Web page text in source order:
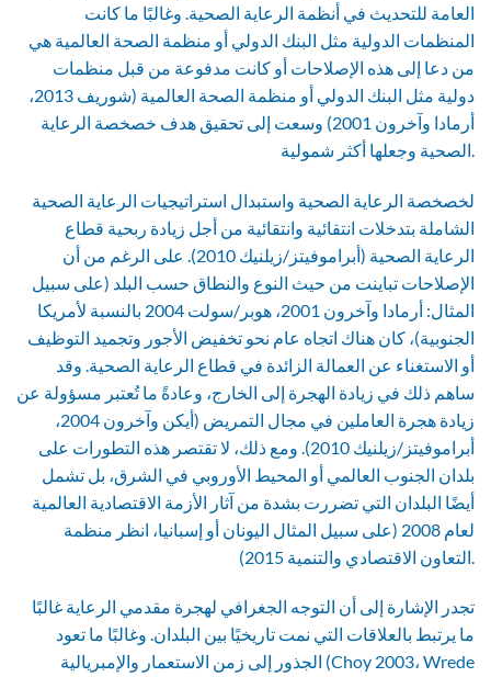
العامة للتحديث في أنظمة الرعاية الصحية. وغالبًا ما كانت
المنظمات الدولية مثل البنك الدولي أو منظمة الصحة العالمية هي
من دعا إلى هذه الإصلاحات أو كانت مدفوعة من قبل منظمات
دولية مثل البنك الدولي أو منظمة الصحة العالمية (شوريف 2013،
أرمادا وآخرون 2001) وسعت إلى تحقيق هدف خصخصة الرعاية
الصحية وجعلها أكثر شمولية.
لخصخصة الرعاية الصحية واستبدال استراتيجيات الرعاية الصحية
الشاملة بتدخلات انتقائية وانتقائية من أجل زيادة ربحية قطاع
الرعاية الصحية (أبراموفيتز/زيلنيك 2010). على الرغم من أن
الإصلاحات تباينت من حيث النوع والنطاق حسب البلد (على سبيل
المثال: أرمادا وآخرون 2001، هوبر/سولت 2004 بالنسبة لأمريكا
الجنوبية)، كان هناك اتجاه عام نحو تخفيض الأجور وتجميد التوظيف
أو الاستغناء عن العمالة الزائدة في قطاع الرعاية الصحية. وقد
ساهم ذلك في زيادة الهجرة إلى الخارج، وعادةً ما تُعتبر مسؤولة عن
زيادة هجرة العاملين في مجال التمريض (أيكن وآخرون 2004،
أبراموفيتز/زيلنيك 2010). ومع ذلك، لا تقتصر هذه التطورات على
بلدان الجنوب العالمي أو المحيط الأوروبي في الشرق، بل تشمل
أيضًا البلدان التي تضررت بشدة من آثار الأزمة الاقتصادية العالمية
لعام 2008 (على سبيل المثال اليونان أو إسبانيا، انظر منظمة
تجدر الإشارة إلى أن التوجه الجغرافي لهجرة مقدمي الرعاية غالبًا
ما يرتبط بالعلاقات التي نمت تاريخيًا بين البلدان. وغالبًا ما تعود
الجذور إلى زمن الاستعمار والإمبريالية (Choy 2003، Wrede